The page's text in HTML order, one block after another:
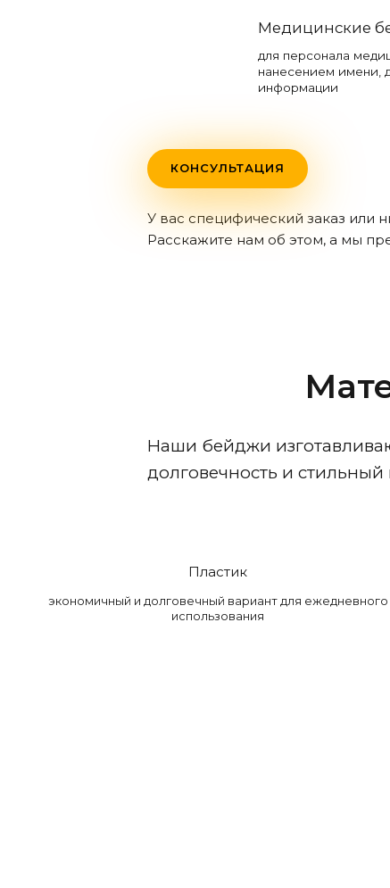
Медицинские
для персонала
нанесением имени,
информации
КОНСУЛЬТАЦИЯ
У вас специфический заказ или
Расскажите нам об этом, а мы
Наши бейджи
долговечность и
Пластик
экономичный и долговечный вариант для ежедневного
использования